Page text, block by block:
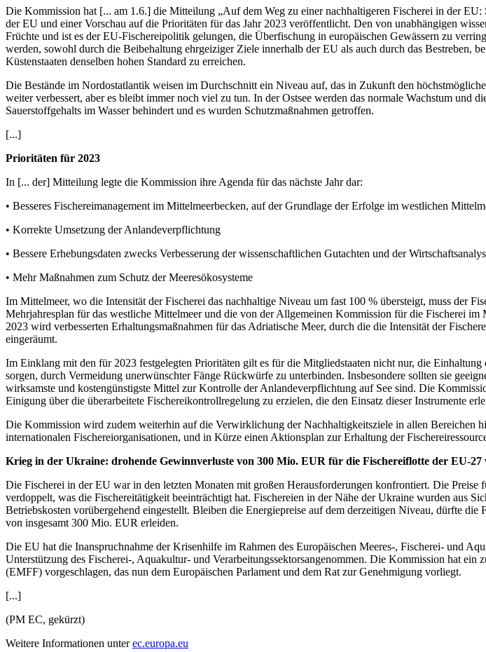
Die Kommission hat [... am 1.6.] die Mitteilung „Auf dem Weg zu einer nachhaltigeren Fischerei in der
der EU und einer Vorschau auf die Prioritäten für das Jahr 2023 veröffentlicht. Den von unabhängigen
Früchte und ist es der EU-Fischereipolitik gelungen, die Überfischung in europäischen Gewässern zu
werden, sowohl durch die Beibehaltung ehrgeiziger Ziele innerhalb der EU als auch durch das
Küstenstaaten denselben hohen Standard zu erreichen.
Die Bestände im Nordostatlantik weisen im Durchschnitt ein Niveau auf, das in Zukunft den
weiter verbessert, aber es bleibt immer noch viel zu tun. In der Ostsee werden das normale Wachstum
Sauerstoffgehalts im Wasser behindert und es wurden Schutzmaßnahmen getroffen.
[...]
Prioritäten für 2023
In [... der] Mitteilung legte die Kommission ihre Agenda für das nächste Jahr dar:
• Besseres Fischereimanagement im Mittelmeerbecken, auf der Grundlage der Erfolge im westlichen
• Korrekte Umsetzung der Anlandeverpflichtung
• Bessere Erhebungsdaten zwecks Verbesserung der wissenschaftlichen Gutachten und der
• Mehr Maßnahmen zum Schutz der Meeresökosysteme
Im Mittelmeer, wo die Intensität der Fischerei das nachhaltige Niveau um fast 100 % übersteigt, muss der
Mehrjahresplan für das westliche Mittelmeer und die von der Allgemeinen Kommission für die Fischerei
2023 wird verbesserten Erhaltungsmaßnahmen für das Adriatische Meer, durch die die Intensität der
eingeräumt.
Im Einklang mit den für 2023 festgelegten Prioritäten gilt es für die Mitgliedstaaten nicht nur, die
sorgen, durch Vermeidung unerwünschter Fänge Rückwürfe zu unterbinden. Insbesondere sollten sie
wirksamste und kostengünstigste Mittel zur Kontrolle der Anlandeverpflichtung auf See sind. Die
Einigung über die überarbeitete Fischereikontrollregelung zu erzielen, die den Einsatz dieser Instrumente
Die Kommission wird zudem weiterhin auf die Verwirklichung der Nachhaltigkeitsziele in allen Bereichen
internationalen Fischereiorganisationen, und in Kürze einen Aktionsplan zur Erhaltung der
Krieg in der Ukraine: drohende Gewinnverluste von 300 Mio. EUR für die Fischereiflotte der EU-27
Die Fischerei in der EU war in den letzten Monaten mit großen Herausforderungen konfrontiert. Die
verdoppelt, was die Fischereitätigkeit beeinträchtigt hat. Fischereien in der Nähe der Ukraine wurden aus
Betriebskosten vorübergehend eingestellt. Bleiben die Energiepreise auf dem derzeitigen Niveau, dürfte
von insgesamt 300 Mio. EUR erleiden.
Die EU hat die Inanspruchnahme der Krisenhilfe im Rahmen des Europäischen Meeres-, Fischerei- und
Unterstützung des Fischerei-, Aquakultur- und Verarbeitungssektorsangenommen. Die Kommission hat
(EMFF) vorgeschlagen, das nun dem Europäischen Parlament und dem Rat zur Genehmigung vorliegt.
[...]
(PM EC, gekürzt)
Weitere Informationen unterec.europa.eu